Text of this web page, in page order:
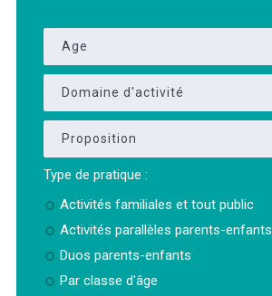
Age
Domaine d'activité
Proposition
Type de pratique :
Activités familiales et tout public
Activités parallèles parents-enfants
Duos parents-enfants
Par classe d'âge